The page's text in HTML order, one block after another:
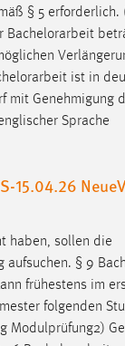
§ 5 erforderlich.
Bachelorarbeit
ist in
mit Genehmigung
Sprache
15.04.26
haben, sollen die
aufsuchen. § 9
frühestens im
folgenden
Modulprüfung2)
werden von